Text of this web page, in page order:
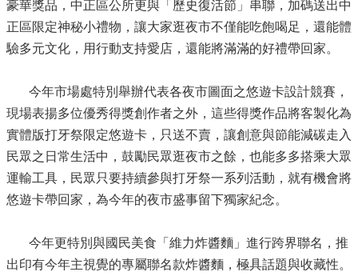
豪華獎品，中正區公所更與「歷史復活節」串聯，加碼送出中
正區限定神秘小禮物，讓大家逛夜市不僅能吃飽喝足，還能體
驗多元文化，用行動支持愛店，還能將滿滿的好禮帶回家。
今年市場處特別舉辦代表各夜市圖面之悠遊卡設計競賽，
現場表揚多位優秀得獎創作者之外，這些得獎作品將客製化為
實體版打牙祭限定悠遊卡，只送不賣，讓創意與節能減碳走入
民眾之日常生活中，鼓勵民眾逛夜市之餘，也能多多搭乘大眾
運輸工具，民眾只要持續參與打牙祭一系列活動，就有機會將
悠遊卡帶回家，為今年的夜市盛事留下獨家紀念。
今年更特別與國民美食「維力炸醬麵」進行跨界聯名，推
出印有今年主視覺的專屬聯名款炸醬麵，極具話題與收藏性。